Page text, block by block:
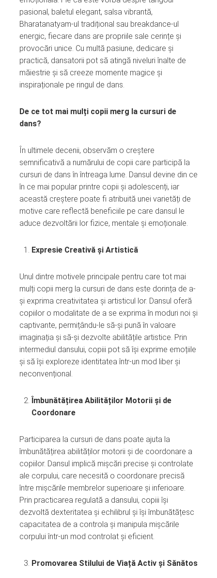
pasional, baletul elegant, salsa vibrantă,
Bharatanatyam-ul tradițional sau breakdance-ul
energic, fiecare dans are propriile sale cerințe și
provocări unice. Cu multă pasiune, dedicare și
practică, dansatorii pot să atingă niveluri înalte de
măiestrie și să creeze momente magice și
inspiraționale pe ringul de dans.
De ce tot mai mulți copii merg la cursuri de
dans?
În ultimele decenii, observăm o creștere
semnificativă a numărului de copii care participă la
cursuri de dans în întreaga lume. Dansul devine din ce
în ce mai popular printre copii și adolescenți, iar
această creștere poate fi atribuită unei varietăți de
motive care reflectă beneficiile pe care dansul le
aduce dezvoltării lor fizice, mentale și emoționale.
Expresie Creativă și Artistică
Unul dintre motivele principale pentru care tot mai
mulți copii merg la cursuri de dans este dorința de a-
și exprima creativitatea și artisticul lor. Dansul oferă
copiilor o modalitate de a se exprima în moduri noi și
captivante, permițându-le să-și pună în valoare
imaginația și să-și dezvolte abilitățile artistice. Prin
intermediul dansului, copiii pot să își exprime emoțiile
și să își exploreze identitatea într-un mod liber și
neconvențional.
Îmbunătățirea Abilităților Motorii și de
Coordonare
Participarea la cursuri de dans poate ajuta la
îmbunătățirea abilităților motorii și de coordonare a
copiilor. Dansul implică mișcări precise și controlate
ale corpului, care necesită o coordonare precisă
între mișcările membrelor superioare și inferioare.
Prin practicarea regulată a dansului, copiii își
dezvoltă dexteritatea și echilibrul și își îmbunătățesc
capacitatea de a controla și manipula mișcările
corpului într-un mod controlat și eficient.
Promovarea Stilului de Viață Activ și Sănătos